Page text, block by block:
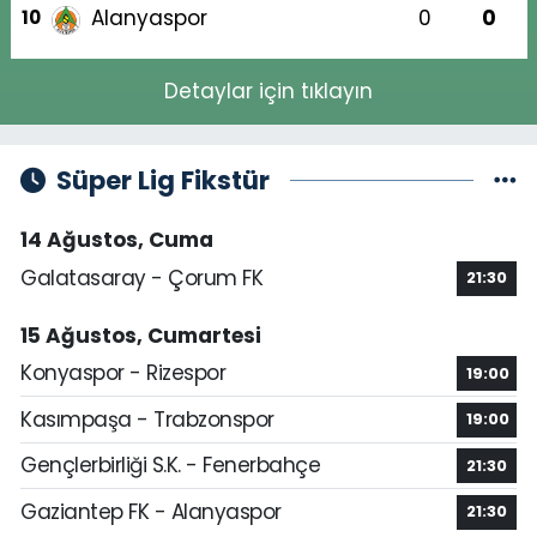
10 Alanyaspor 0 0
Detaylar için tıklayın
Süper Lig Fikstür
14 Ağustos, Cuma
Galatasaray - Çorum FK
21:30
15 Ağustos, Cumartesi
Konyaspor - Rizespor
19:00
Kasımpaşa - Trabzonspor 19:00
Gençlerbirliği S.K. - Fenerbahçe 21:30
Gaziantep FK - Alanyaspor 21:30